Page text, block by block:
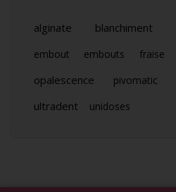
alginate blanchiment
embout embouts fraise
opalescence
pivomatic
ultradent
unidoses